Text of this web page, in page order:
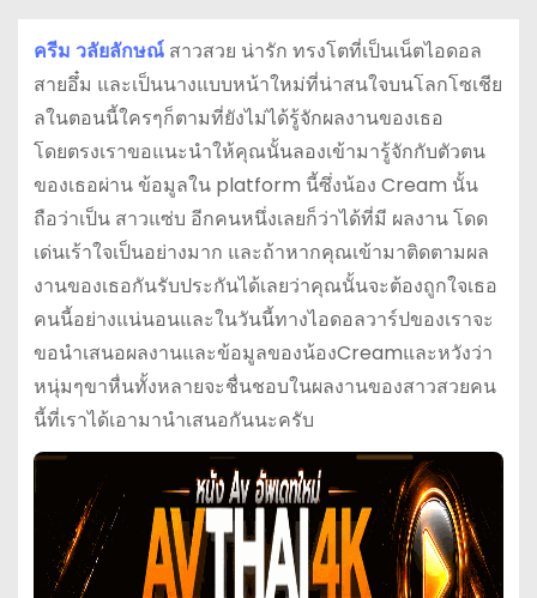
ครีม วลัยลักษณ์ สาวสวย น่ารัก ทรงโตที่เป็นเน็ตไอดอล
สายอึ๋ม และเป็นนางแบบหน้าใหม่ที่น่าสนใจบนโลกโซเชีย
ลในตอนนี้ใครๆก็ตามที่ยังไม่ได้รู้จักผลงานของเธอ
โดยตรงเราขอแนะนำให้คุณนั้นลองเข้ามารู้จักกับตัวตน
ของเธอผ่าน ข้อมูลใน platform นี้ซึ่งน้อง Cream นั้น
ถือว่าเป็น สาวแซ่บ อีกคนหนึ่งเลยก็ว่าได้ที่มี ผลงาน โดด
เด่นเร้าใจเป็นอย่างมาก และถ้าหากคุณเข้ามาติดตามผล
งานของเธอกันรับประกันได้เลยว่าคุณนั้นจะต้องถูกใจเธอ
คนนี้อย่างแน่นอนและในวันนี้ทางไอดอลวาร์ปของเราจะ
ขอนำเสนอผลงานและข้อมูลของน้องCreamและหวังว่า
หนุ่มๆขาหื่นทั้งหลายจะชื่นชอบในผลงานของสาวสวยคน
นี้ที่เราได้เอามานำเสนอกันนะครับ